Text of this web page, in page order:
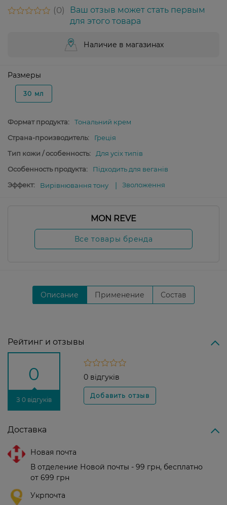
0
Ваш отзыв может стать первым
для этого товара
Наличие в магазинах
Размеры
30 мл
Формат продукта:
Тональний крем
Страна-производитель:
Греція
Тип кожи / особенность:
Для усіх типів
Особенность продукта:
Підходить для веганів
Эффект:
Вирівнювання тону Зволоження
MON REVE
Все товары бренда
Описание Применение Состав
Рейтинг и отзывы
0
З 0 відгуків
0 відгуків
Доставка
Новая почта
В отделение Новой почты - 99 грн, бесплатно
от 699 грн
Укрпочта